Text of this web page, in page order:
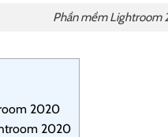
Phần mềm Lightroom
2020
2020